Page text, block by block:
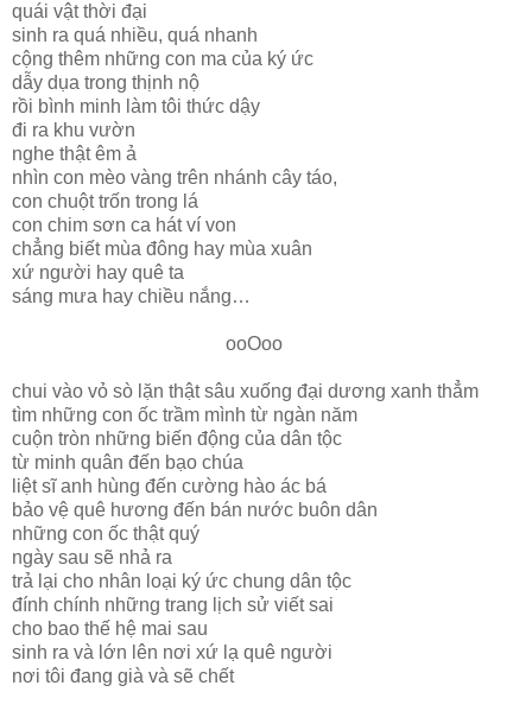
quái vật thời đại
sinh ra quá nhiều, quá nhanh
cộng thêm những con ma của ký ức
dẫy dụa trong thịnh nộ
rồi bình minh làm tôi thức dậy
đi ra khu vườn
nghe thật êm ả
nhìn con mèo vàng trên nhánh cây táo,
con chuột trốn trong lá
con chim sơn ca hát ví von
chẳng biết mùa đông hay mùa xuân
xứ người hay quê ta
sáng mưa hay chiều nắng…
ooOoo
chui vào vỏ sò lặn thật sâu xuống đại dương xanh thẳm
tìm những con ốc trầm mình từ ngàn năm
cuộn tròn những biến động của dân tộc
từ minh quân đến bạo chúa
liệt sĩ anh hùng đến cường hào ác bá
bảo vệ quê hương đến bán nước buôn dân
những con ốc thật quý
ngày sau sẽ nhả ra
trả lại cho nhân loại ký ức chung dân tộc
đính chính những trang lịch sử viết sai
cho bao thế hệ mai sau
sinh ra và lớn lên nơi xứ lạ quê người
nơi tôi đang già và sẽ chết